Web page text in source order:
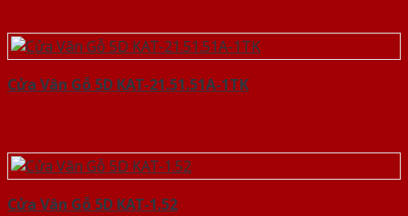
Cửa Vân Gỗ 5D KAT-21.51.51A-1TK
Cửa Vân Gỗ 5D KAT-1.52